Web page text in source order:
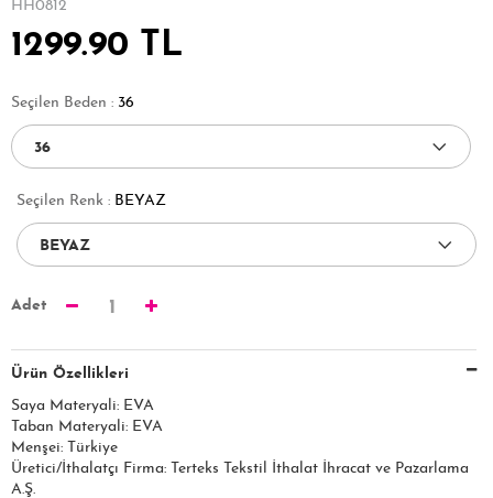
HH0812
1299.90 TL
Seçilen Beden : 36
Seçilen Renk : BEYAZ
Adet 1
Ürün Özellikleri
Saya Materyali: EVA
Taban Materyali: EVA
Menşei: Türkiye
Üretici/İthalatçı Firma: Terteks Tekstil İthalat İhracat ve Pazarlama
A.Ş.​​​